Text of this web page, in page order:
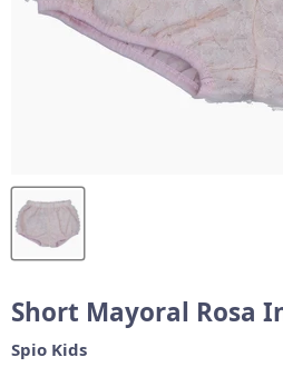
Short Mayoral Rosa
Spio Kids